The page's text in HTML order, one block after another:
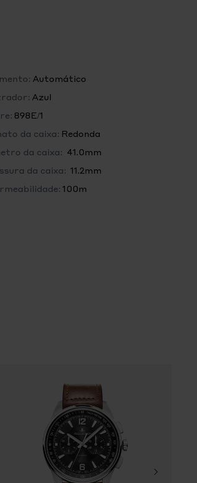
Automático
Azul
898E/1
da caixa: Redonda
da caixa: 41.0mm
da caixa: 11.2mm
100m